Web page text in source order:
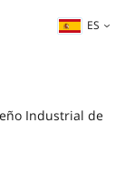
ES
Industrial de